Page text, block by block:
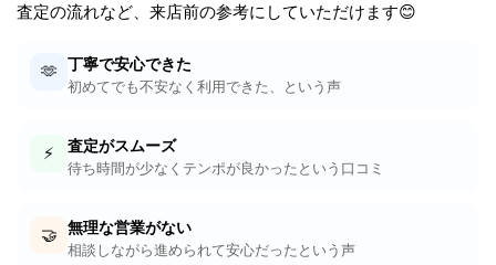
査定の流れなど、来店前の参考にしていただけます😊
🫶 丁寧で安心できた
初めてでも不安なく利用できた、という声
⚡ 査定がスムーズ
待ち時間が少なくテンポが良かったという口コミ
🤝 無理な営業がない
相談しながら進められて安心だったという声